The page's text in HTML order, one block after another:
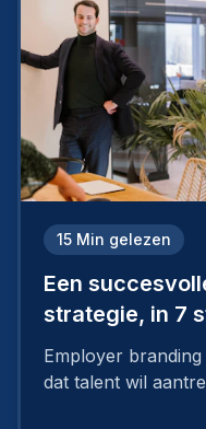
15 Min gelezen
Een
strategie, in 7
Employer
dat talent wil